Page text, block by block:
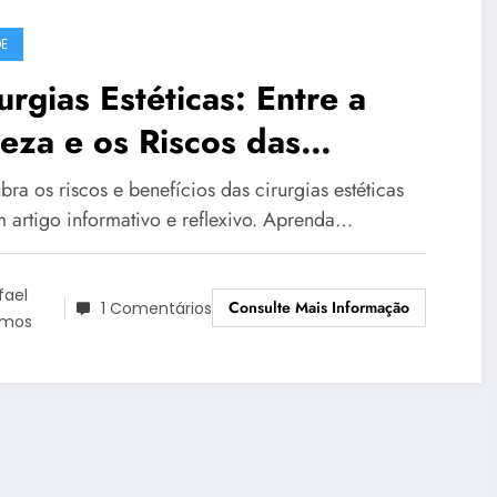
Estéticas: Entre a
e os Riscos das
Passageiras
os riscos e benefícios das cirurgias estéticas
artigo informativo e reflexivo. Aprenda…
1 Comentários Consulte Mais Informação